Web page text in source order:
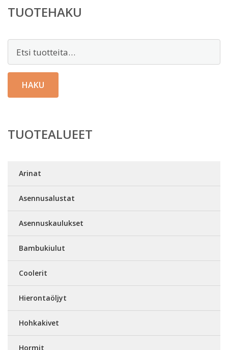
TUOTEHAKU
HAKU
TUOTEALUEET
Arinat
Asennusalustat
Asennuskaulukset
Bambukiulut
Coolerit
Hierontaöljyt
Hohkakivet
Hormit